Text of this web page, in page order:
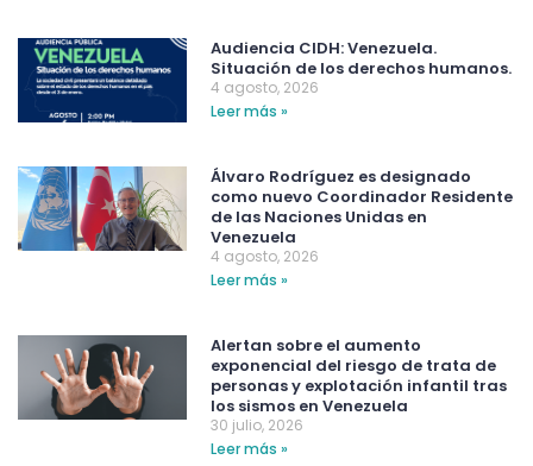
Audiencia CIDH: Venezuela.
Situación de los derechos humanos.
4 agosto, 2026
Leer más »
Álvaro Rodríguez es designado
como nuevo Coordinador Residente
de las Naciones Unidas en
Venezuela
4 agosto, 2026
Leer más »
Alertan sobre el aumento
exponencial del riesgo de trata de
personas y explotación infantil tras
los sismos en Venezuela
30 julio, 2026
Leer más »